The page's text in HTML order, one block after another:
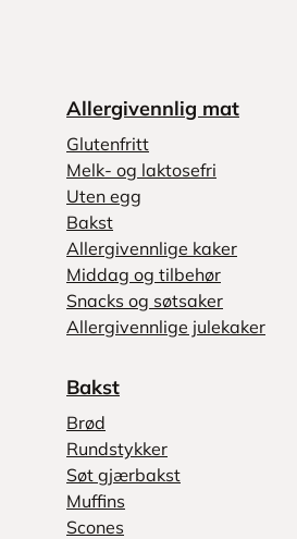
Allergivennlig mat
Glutenfritt
Melk- og laktosefri
Uten egg
Bakst
Allergivennlige kaker
Middag og tilbehør
Snacks og søtsaker
Allergivennlige julekaker
Bakst
Brød
Rundstykker
Søt gjærbakst
Muffins
Scones